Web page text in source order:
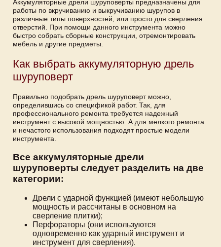
Аккумуляторные дрели шуруповерты предназначены для
работы по вкручиванию и выкручиванию шурупов в
различные типы поверхностей, или просто для сверления
отверстий. При помощи данного инструмента можно
быстро собрать сборные конструкции, отремонтировать
мебель и другие предметы.
Как выбрать аккумуляторную дрель
шуруповерт
Правильно подобрать дрель шуруповерт можно,
определившись со спецификой работ. Так, для
профессионального ремонта требуется надежный
инструмент с высокой мощностью. А для мелкого ремонта
и нечастого использования подходят простые модели
инструмента.
Все аккумуляторные дрели
шуруповерты следует разделить на две
категории:
Дрели с ударной функцией (имеют небольшую
мощность и рассчитаны в основном на
сверление плитки);
Перфораторы (они используются
одновременно как ударный инструмент и
инструмент для сверления).